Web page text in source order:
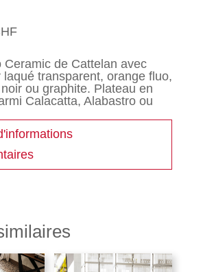
Ceramic de Cattelan avec
laqué transparent, orange fluo,
ou graphite. Plateau en
Calacatta, Alabastro ou